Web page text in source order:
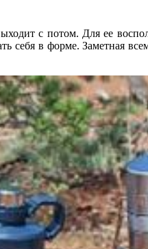
с потом. Для ее
себя в форме. Заметная